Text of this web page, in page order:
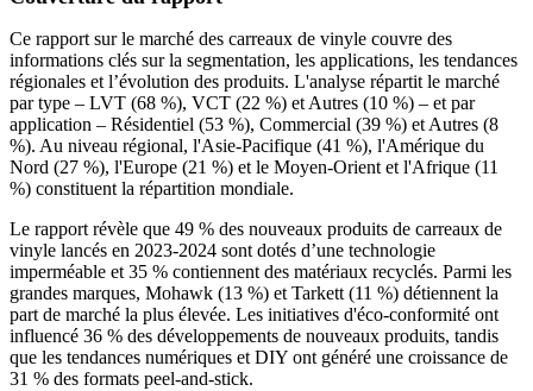
Ce rapport sur le marché des carreaux de vinyle couvre des
informations clés sur la segmentation, les applications, les tendances
régionales et l’évolution des produits. L'analyse répartit le marché
par type – LVT (68 %), VCT (22 %) et Autres (10 %) – et par
application – Résidentiel (53 %), Commercial (39 %) et Autres (8
%). Au niveau régional, l'Asie-Pacifique (41 %), l'Amérique du
Nord (27 %), l'Europe (21 %) et le Moyen-Orient et l'Afrique (11
%) constituent la répartition mondiale.
Le rapport révèle que 49 % des nouveaux produits de carreaux de
vinyle lancés en 2023-2024 sont dotés d’une technologie
imperméable et 35 % contiennent des matériaux recyclés. Parmi les
grandes marques, Mohawk (13 %) et Tarkett (11 %) détiennent la
part de marché la plus élevée. Les initiatives d'éco-conformité ont
influencé 36 % des développements de nouveaux produits, tandis
que les tendances numériques et DIY ont généré une croissance de
31 % des formats peel-and-stick.